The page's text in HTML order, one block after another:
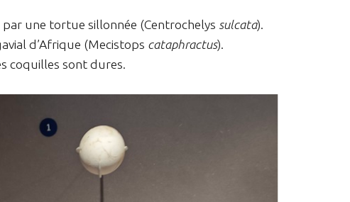
une tortue sillonnée (Centrochelys sulcata).
d’Afrique (Mecistops cataphractus).
coquilles sont dures.